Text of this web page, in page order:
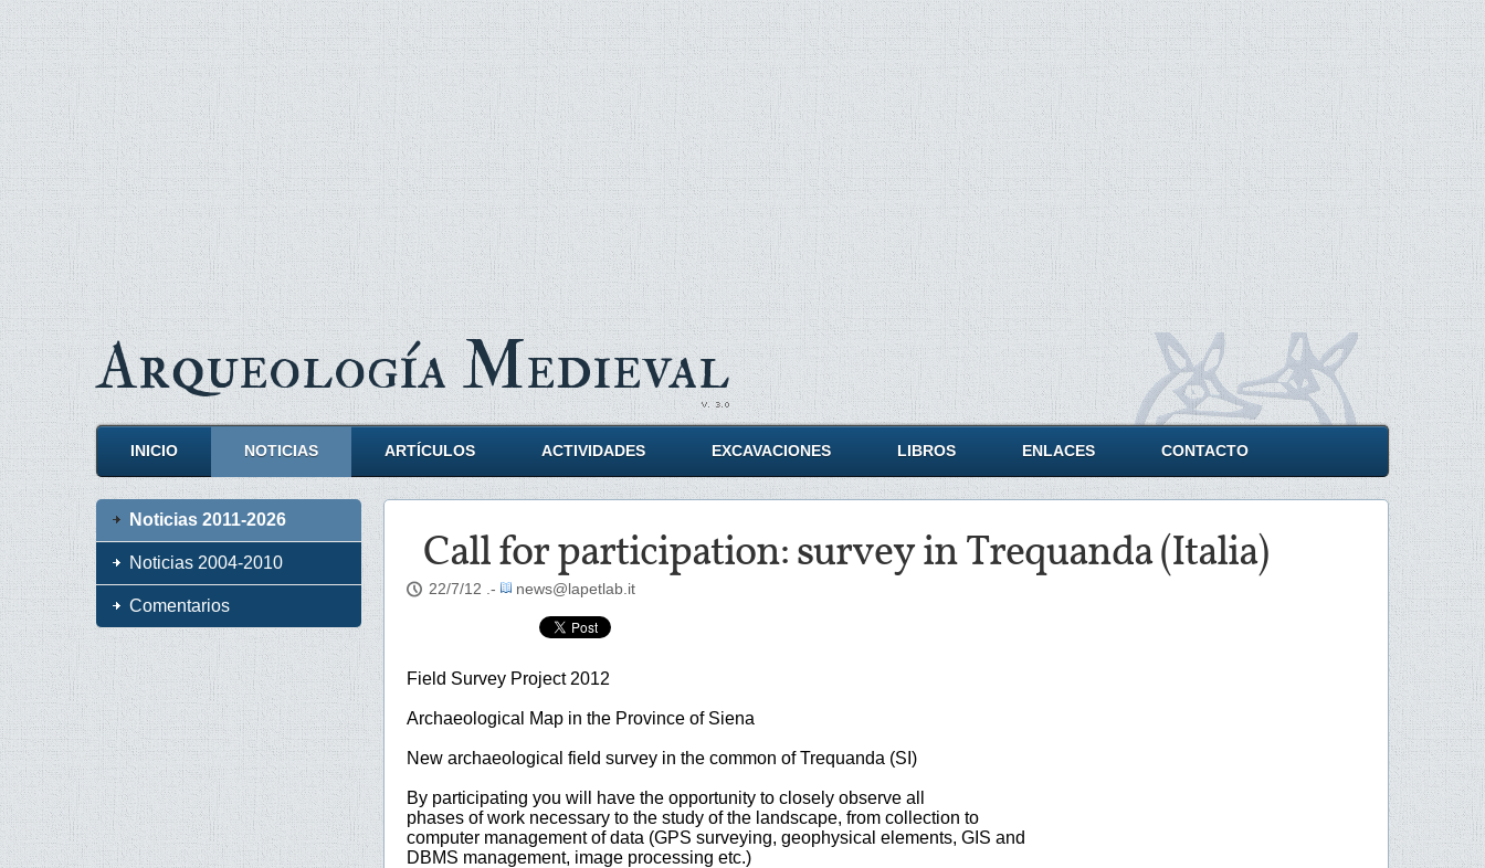
ArqueologíaMedieval
INICIO NOTICIAS ARTÍCULOS ACTIVIDADES EXCAVACIONES LIBROS ENLACES CONTACTO
Call for participation: survey in Trequanda (Italia)
22/7/12 .- news@lapetlab.it
Field Survey Project 2012
Archaeological Map in the Province of Siena
New archaeological field survey in the common of Trequanda (SI)
By participating you will have the opportunity to closely observe all
phases of work necessary to the study of the landscape, from collection to
computer management of data (GPS surveying, geophysical elements, GIS and
DBMS management, image processing etc.)
Noticias 2011-2026
Noticias 2004-2010
Comentarios